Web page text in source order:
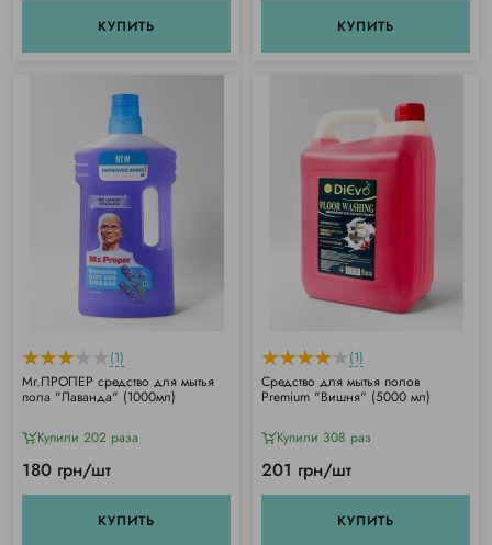
КУПИТЬ КУПИТЬ
(1)
Mr.ПРОПЕР средство для мытья
пола "Лаванда" (1000мл)
Купили 202 раза
180 грн/шт
КУПИТЬ
(1)
Средство для мытья полов
Premium "Вишня" (5000 мл)
Купили 308 раз
201 грн/шт
КУПИТЬ